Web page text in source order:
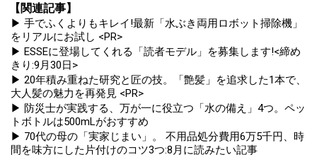
【関連記事】
▶ 手でふくよりもキレイ!最新「水ぶき両用ロボット掃除機」
をリアルにお試し <PR>
▶ ESSEに登場してくれる「読者モデル」を募集します!<締め
きり:9月30日>
▶ 20年積み重ねた研究と匠の技。「艶髪」を追求した1本で、
大人髪の魅力を再発見 <PR>
▶ 防災士が実践する、万が一に役立つ「水の備え」4つ。ペッ
トボトルは500mLがおすすめ
▶ 70代の母の「実家じまい」。 不用品処分費用6万5千円、時
間を味方にした片付けのコツ3つ:8月に読みたい記事